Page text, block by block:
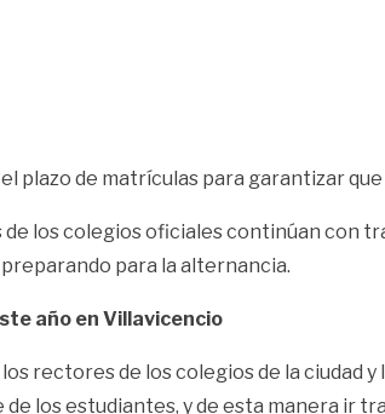
plazo de matrículas para garantizar
los colegios oficiales continúan con
para la alternancia.
año en Villavicencio
rectores de los colegios de la
los estudiantes, y de esta manera ir